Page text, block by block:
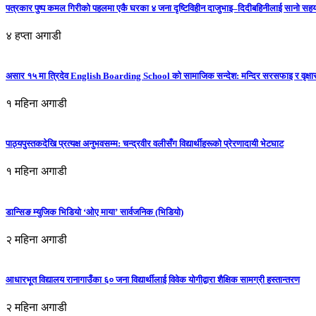
पत्रकार पुष्प कमल गिरीको पहलमा एकै घरका ४ जना दृष्टिविहीन दाजुभाइ–दिदीबहिनीलाई सानो
४ हप्ता अगाडी
असार १५ मा त्रिदेव English Boarding School को सामाजिक सन्देश: मन्दिर सरसफाइ र
१ महिना अगाडी
पाठ्यपुस्तकदेखि प्रत्यक्ष अनुभवसम्म: चन्द्रवीर वलीसँग विद्यार्थीहरूको प्रेरणादायी भेटघाट
१ महिना अगाडी
डान्सिङ म्युजिक भिडियो ‘ओए माया’ सार्वजनिक (भिडियो)
२ महिना अगाडी
आधारभूत विद्यालय रानागाउँका ६० जना विद्यार्थीलाई विवेक योगीद्वारा शैक्षिक सामग्री हस्तान्तरण
२ महिना अगाडी